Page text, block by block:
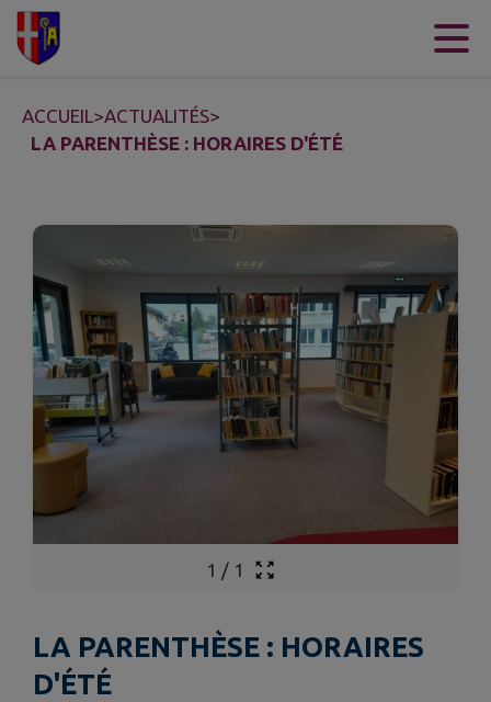
Contenu
ACCUEIL>ACTUALITÉS>
LA PARENTHÈSE : HORAIRES D'ÉTÉ
1 / 1
LA PARENTHÈSE : HORAIRES
D'ÉTÉ